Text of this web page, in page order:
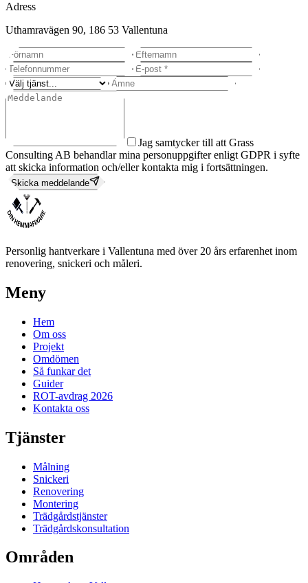
Adress
Uthamravägen 90, 186 53 Vallentuna
Lämna detta fält tomt
Jag samtycker till att Grass
Consulting AB behandlar mina personuppgifter enligt GDPR i syfte
att skicka information och/eller kontakta mig i fortsättningen.
Skicka meddelande
Personlig hantverkare i Vallentuna med över 20 års erfarenhet inom
renovering, snickeri och måleri.
Meny
Hem
Om oss
Projekt
Omdömen
Så funkar det
Guider
ROT-avdrag 2026
Kontakta oss
Tjänster
Målning
Snickeri
Renovering
Montering
Trädgårdstjänster
Trädgårdskonsultation
Områden